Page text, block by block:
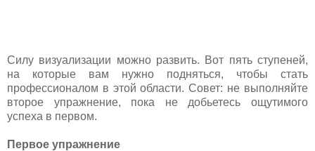
Силу визуализации можно развить. Вот пять ступеней,
на которые вам нужно подняться, чтобы стать
профессионалом в этой области. Совет: не выполняйте
второе упражнение, пока не добьетесь ощутимого
успеха в первом.
Первое упражнение